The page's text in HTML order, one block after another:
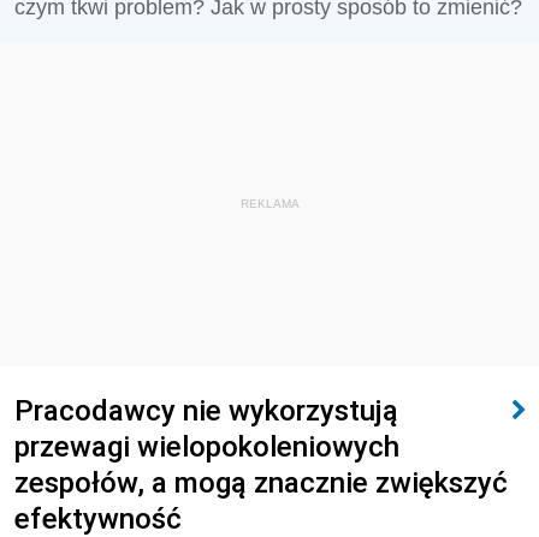
czym tkwi problem? Jak w prosty sposób to zmienić?
REKLAMA
Pracodawcy nie wykorzystują
przewagi wielopokoleniowych
zespołów, a mogą znacznie zwiększyć
efektywność